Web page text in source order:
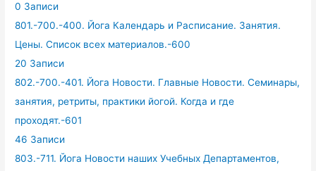
0 Записи
801.-700.-400. Йога Календарь и Расписание. Занятия.
Цены. Список всех материалов.-600
20 Записи
802.-700.-401. Йога Новости. Главные Новости. Семинары,
занятия, ретриты, практики йогой. Когда и где
проходят.-601
46 Записи
803.-711. Йога Новости наших Учебных Департаментов,